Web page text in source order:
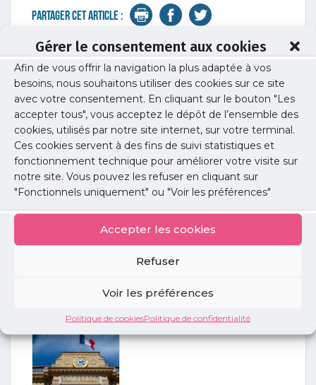
Gérer le consentement aux cookies
Afin de vous offrir la navigation la plus adaptée à vos
besoins, nous souhaitons utiliser des cookies sur ce site
avec votre consentement. En cliquant sur le bouton "Les
accepter tous", vous acceptez le dépôt de l’ensemble des
cookies, utilisés par notre site internet, sur votre terminal.
Ces cookies servent à des fins de suivi statistiques et
fonctionnement technique pour améliorer votre visite sur
notre site. Vous pouvez les refuser en cliquant sur
"Fonctionnels uniquement" ou "Voir les préférences"
Accepter les cookies
Refuser
Voir les préférences
Politique de cookiesPolitique de confidentialité
Partager cet article :
Toutes les actus précédentes
Non classé
Journée européenne de sensibilisation à la violence
contre les médecins et les professionnels de la